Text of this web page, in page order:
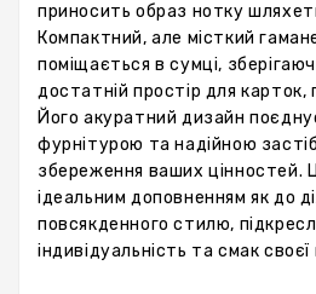
приносить образ нотку
Компактний, але місткий
поміщається в сумці,
достатній простір для карток,
Його акуратний дизайн
фурнітурою та надійною
збереження ваших цінностей.
ідеальним доповненням як до
повсякденного стилю,
індивідуальність та смак своєї